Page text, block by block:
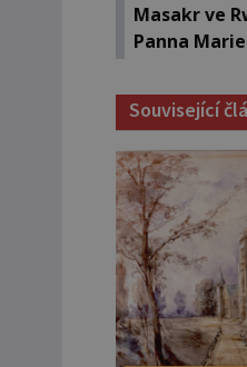
Masakr ve
Panna Marie
Související